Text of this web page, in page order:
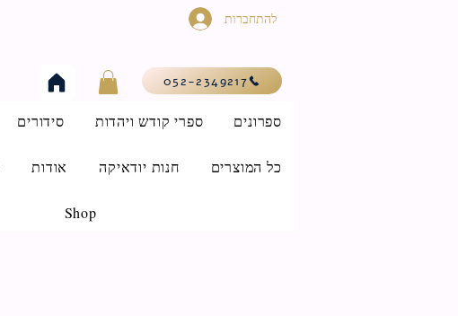
להתחברות
052-2349217
סידורים ספרי קודש ויהדות ספרונים
אודות חנות יודאיקה כל המוצרים
Shop